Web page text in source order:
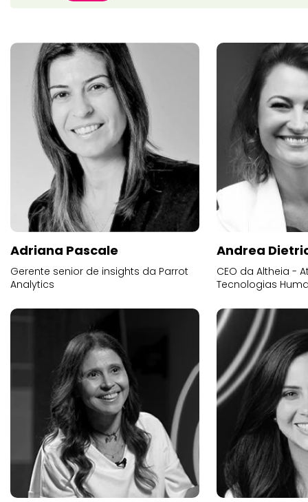
Adriana Pascale
Gerente senior de insights da Parrot
Analytics
Andrea
CEO da Altheia -
Tecnologias